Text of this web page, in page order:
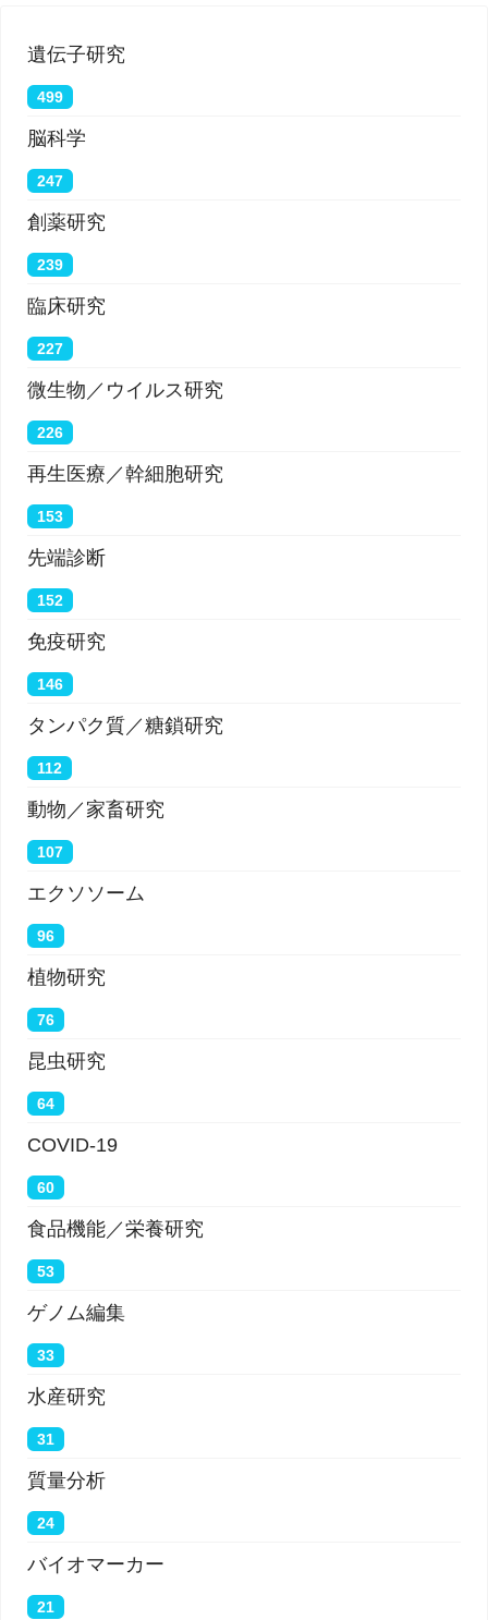
遺伝子研究
499
脳科学
247
創薬研究
239
臨床研究
227
微生物／ウイルス研究
226
再生医療／幹細胞研究
153
先端診断
152
免疫研究
146
タンパク質／糖鎖研究
112
動物／家畜研究
107
エクソソーム
96
植物研究
76
昆虫研究
64
COVID-19
60
食品機能／栄養研究
53
ゲノム編集
33
水産研究
31
質量分析
24
バイオマーカー
21